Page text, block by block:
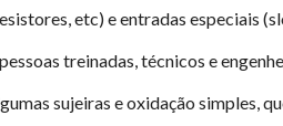
etc) e entradas especiais
treinadas, técnicos e
sujeiras e oxidação simples,